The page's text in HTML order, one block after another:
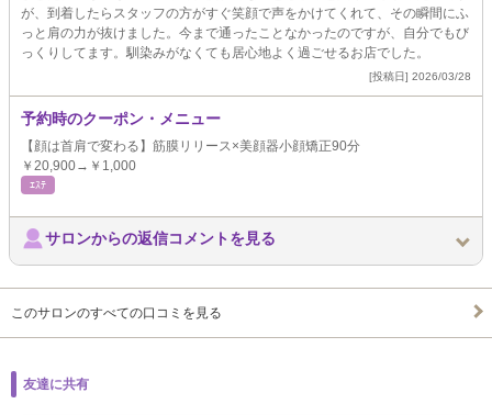
が、到着したらスタッフの方がすぐ笑顔で声をかけてくれて、その瞬間にふ
っと肩の力が抜けました。今まで通ったことなかったのですが、自分でもび
っくりしてます。馴染みがなくても居心地よく過ごせるお店でした。
[投稿日] 2026/03/28
予約時のクーポン・メニュー
【顔は首肩で変わる】筋膜リリース×美顔器小顔矯正90分
￥20,900→￥1,000
ｴｽﾃ
サロンからの返信コメントを見る
このサロンのすべての口コミを見る
友達に共有